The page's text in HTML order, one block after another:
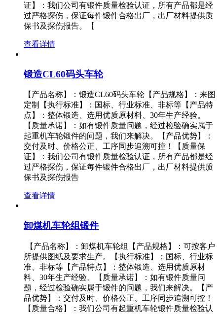
证】：我们公司有锻件质量检验认证，所有产品都是经
过严格探伤，保证每件锻件合格出厂，出厂材料提供质
保书及探伤报告。【
查看详情
锻造CL60码头车轮
【产品名称】：锻造CL60码头车轮【产品规格】：来图
定制【执行标准】：国标、行业标准、非标等【产品特
点】：整体锻造、选用优质原材料、30年生产经验。
【质量承诺】：如有锻件质量问题，经过检验确实属于
起重机车轮锻件的问题，我们来解决。【产品优势】：
交付及时、价格公正、工序同步追溯可控！【质量保
证】：我们公司有锻件质量检验认证，所有产品都是经
过严格探伤，保证每件锻件合格出厂，出厂材料提供质
保书及探伤报告
查看详情
卸煤机车轮组锻件
【产品名称】：卸煤机车轮组【产品规格】：可按客户
所提供图纸及要求生产。【执行标准】：国标、行业标
准、非标等【产品特点】：整体锻造、选用优质原材
料、30年生产经验。【质量承诺】：如有锻件质量问
题，经过检验确实属于锻件的问题，我们来解决。【产
品优势】：交付及时、价格公正、工序同步追溯可控！
【质量合格】：我们公司有起重机车轮锻件质量检验认